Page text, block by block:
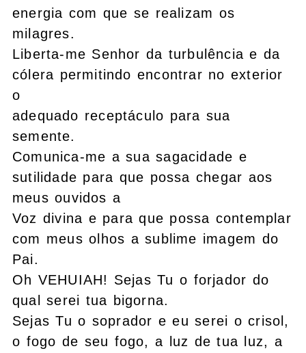
energia com que se realizam os
milagres.
Liberta-me Senhor da turbulência e da
cólera permitindo encontrar no exterior
o
adequado receptáculo para sua
semente.
Comunica-me a sua sagacidade e
sutilidade para que possa chegar aos
meus ouvidos a
Voz divina e para que possa contemplar
com meus olhos a sublime imagem do
Pai.
Oh VEHUIAH! Sejas Tu o forjador do
qual serei tua bigorna.
Sejas Tu o soprador e eu serei o crisol,
o fogo de seu fogo, a luz de tua luz, a